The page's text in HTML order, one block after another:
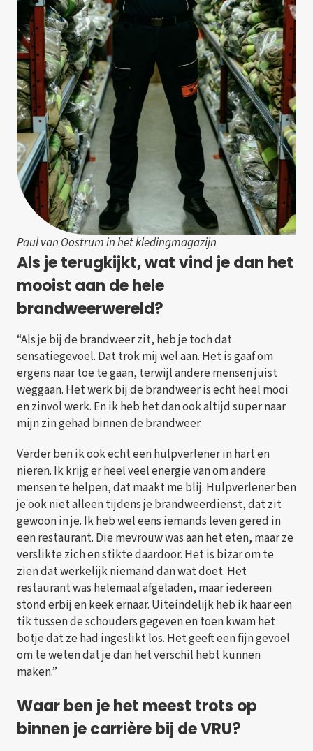
Paul van Oostrum in het kledingmagazijn
Als je terugkijkt, wat vind je dan het
mooist aan de hele
brandweerwereld?
“Als je bij de brandweer zit, heb je toch dat
sensatiegevoel. Dat trok mij wel aan. Het is gaaf om
ergens naar toe te gaan, terwijl andere mensen juist
weggaan. Het werk bij de brandweer is echt heel mooi
en zinvol werk. En ik heb het dan ook altijd super naar
mijn zin gehad binnen de brandweer.
Verder ben ik ook echt een hulpverlener in hart en
nieren. Ik krijg er heel veel energie van om andere
mensen te helpen, dat maakt me blij. Hulpverlener ben
je ook niet alleen tijdens je brandweerdienst, dat zit
gewoon in je. Ik heb wel eens iemands leven gered in
een restaurant. Die mevrouw was aan het eten, maar ze
verslikte zich en stikte daardoor. Het is bizar om te
zien dat werkelijk niemand dan wat doet. Het
restaurant was helemaal afgeladen, maar iedereen
stond erbij en keek ernaar. Uiteindelijk heb ik haar een
tik tussen de schouders gegeven en toen kwam het
botje dat ze had ingeslikt los. Het geeft een fijn gevoel
om te weten dat je dan het verschil hebt kunnen
maken.”
Waar ben je het meest trots op
binnen je carrière bij de VRU?